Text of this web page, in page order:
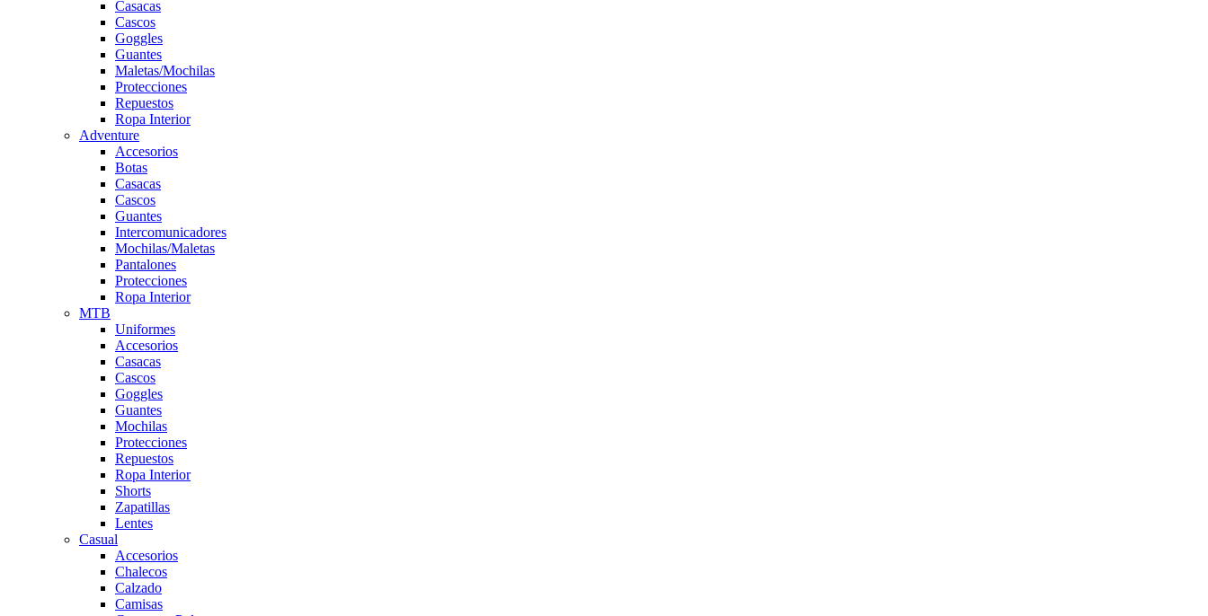
Casacas
Cascos
Goggles
Guantes
Maletas/Mochilas
Protecciones
Repuestos
Ropa Interior
Adventure
Accesorios
Botas
Casacas
Cascos
Guantes
Intercomunicadores
Mochilas/Maletas
Pantalones
Protecciones
Ropa Interior
MTB
Uniformes
Accesorios
Casacas
Cascos
Goggles
Guantes
Mochilas
Protecciones
Repuestos
Ropa Interior
Shorts
Zapatillas
Lentes
Casual
Accesorios
Chalecos
Calzado
Camisas